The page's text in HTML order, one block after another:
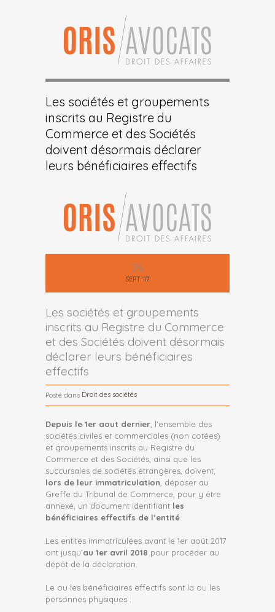
Les sociétés et groupements
inscrits au Registre du
Commerce et des Sociétés
doivent désormais déclarer
leurs bénéficiaires effectifs
26
SEPT '17
Les sociétés et groupements
inscrits au Registre du Commerce
et des Sociétés doivent désormais
déclarer leurs bénéficiaires
effectifs
Posté dans Droit des sociétés
Depuis le 1er aout dernier , l’ensemble des
sociétés civiles et commerciales (non cotées)
et groupements inscrits au Registre du
Commerce et des Sociétés, ainsi que les
succursales de sociétés étrangères, doivent,
lors de leur immatriculation , déposer au
Greffe du Tribunal de Commerce, pour y être
annexé, un document identifiant les
bénéficiaires effectifs de l’entité
Les entités immatriculées avant le 1er août 2017
ont jusqu’au 1er avril 2018 pour procéder au
dépôt de la déclaration.
Le ou les bénéficiaires effectifs sont la ou les
personnes physiques :